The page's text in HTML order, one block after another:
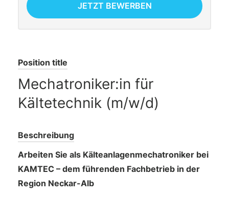
JETZT BEWERBEN
Position title
Mechatroniker:in für
Kältetechnik (m/w/d)
Beschreibung
Arbeiten Sie als Kälteanlagen­mechatroniker bei
KAMTEC – dem führenden Fachbetrieb in der
Region Neckar-Alb